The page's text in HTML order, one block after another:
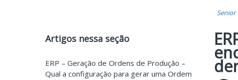
Senior
Artigos nessa seção
ERP – Geração de Ordens de Produção –
Qual a configuração para gerar uma Ordem